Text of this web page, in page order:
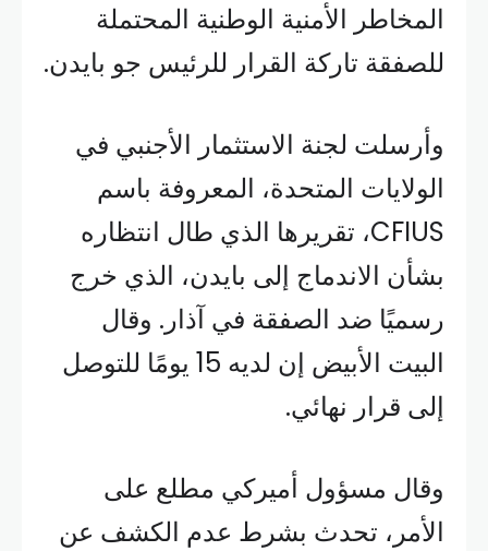
المخاطر الأمنية الوطنية المحتملة
للصفقة تاركة القرار للرئيس جو بايدن.
وأرسلت لجنة الاستثمار الأجنبي في
الولايات المتحدة، المعروفة باسم
CFIUS، تقريرها الذي طال انتظاره
بشأن الاندماج إلى بايدن، الذي خرج
رسميًا ضد الصفقة في آذار. وقال
البيت الأبيض إن لديه 15 يومًا للتوصل
إلى قرار نهائي.
وقال مسؤول أميركي مطلع على
الأمر، تحدث بشرط عدم الكشف عن